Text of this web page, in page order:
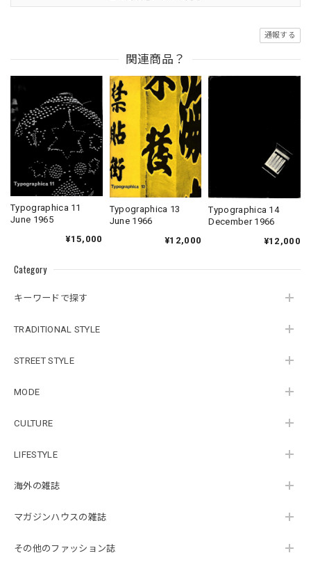
Category
キーワードで探す
TRADITIONAL STYLE
STREET STYLE
MODE
CULTURE
LIFESTYLE
海外の雑誌
マガジンハウスの雑誌
その他のファッション誌
通報する
関連商品？
Typographica 11
June 1965
¥15,000
Typographica 13
June 1966
¥12,000
Typographica 14
December 1966
¥12,000